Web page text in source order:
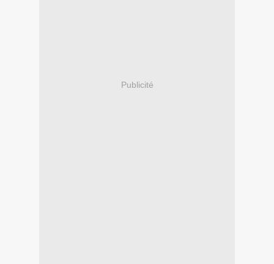
Publicité